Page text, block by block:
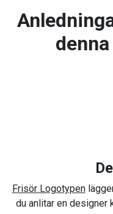
Frisör Logotypen
du anlitar en designer